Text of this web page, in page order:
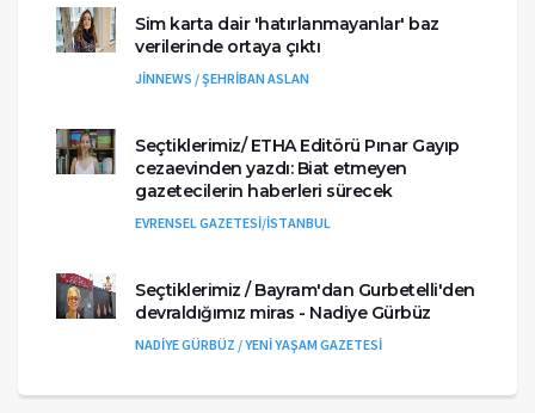
Sim karta dair 'hatırlanmayanlar' baz
verilerinde ortaya çıktı
JİNNEWS / ŞEHRİBAN ASLAN
Seçtiklerimiz/ ETHA Editörü Pınar Gayıp
cezaevinden yazdı: Biat etmeyen
gazetecilerin haberleri sürecek
EVRENSEL GAZETESİ/İSTANBUL
Seçtiklerimiz / Bayram'dan Gurbetelli'den
devraldığımız miras - Nadiye Gürbüz
NADİYE GÜRBÜZ / YENİ YAŞAM GAZETESİ